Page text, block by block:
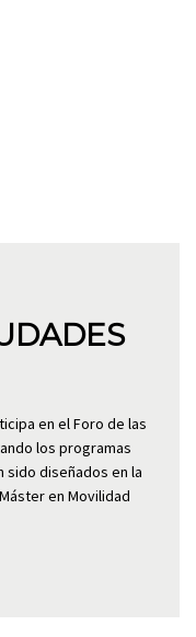
en el Foro de las
los programas
sido diseñados en la
en Movilidad